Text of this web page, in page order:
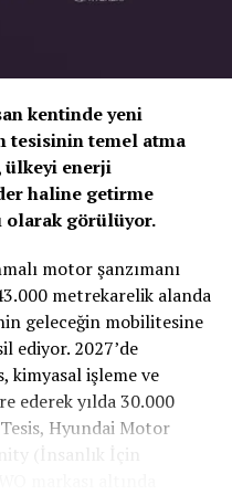
özel hayata
ve Compass
müşterilerine 70 Bin
faiz oranlı krediden
gibi yüksek tork
lastiğin zemine
E-carturkiyeekibi
Petlas Snowmaster 2
elektrikli araçların
kentinde yeni
tesisinin temel atma
ülkeyi enerji
haline getirme
olarak görülüyor.
motor şanzımanı
metrekarelik alanda
geleceğin mobilitesine
ediyor. 2027’de
kimyasal işleme ve
ederek yılda 30.000
Hyundai Motor
(İnsanlık İçin